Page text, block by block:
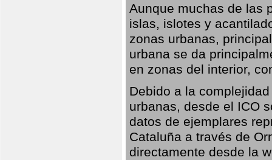
Aunque muchas de las
islas, islotes y
zonas urbanas,
urbana se da
en zonas del interior,
Debido a la
urbanas, desde el ICO
datos de ejemplares
Cataluña a través de
directamente desde la